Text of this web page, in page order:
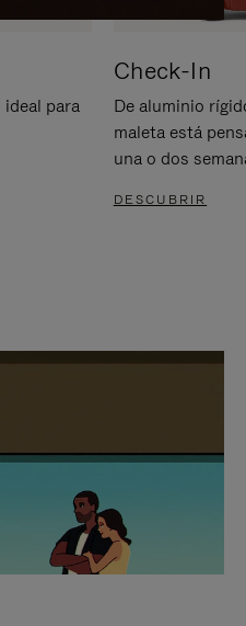
para
Check-In
De aluminio
maleta está
una o dos
DESCUBRIR